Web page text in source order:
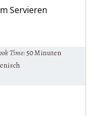
Servieren
Time: 50 Minuten